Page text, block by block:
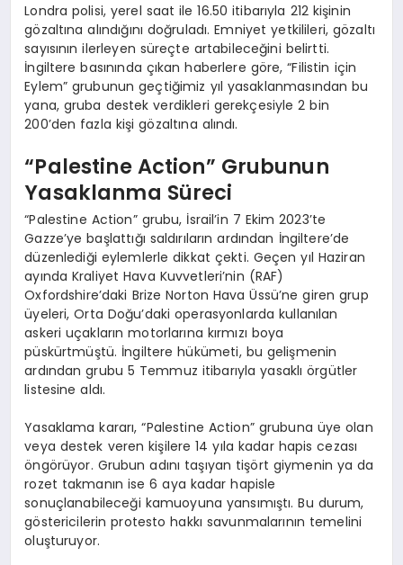
Londra polisi, yerel saat ile 16.50 itibarıyla 212 kişinin
gözaltına alındığını doğruladı. Emniyet yetkilileri, gözaltı
sayısının ilerleyen süreçte artabileceğini belirtti.
İngiltere basınında çıkan haberlere göre, “Filistin için
Eylem” grubunun geçtiğimiz yıl yasaklanmasından bu
yana, gruba destek verdikleri gerekçesiyle 2 bin
200’den fazla kişi gözaltına alındı.
“Palestine Action” Grubunun
Yasaklanma Süreci
“Palestine Action” grubu, İsrail’in 7 Ekim 2023’te
Gazze’ye başlattığı saldırıların ardından İngiltere’de
düzenlediği eylemlerle dikkat çekti. Geçen yıl Haziran
ayında Kraliyet Hava Kuvvetleri’nin (RAF)
Oxfordshire’daki Brize Norton Hava Üssü’ne giren grup
üyeleri, Orta Doğu’daki operasyonlarda kullanılan
askeri uçakların motorlarına kırmızı boya
püskürtmüştü. İngiltere hükümeti, bu gelişmenin
ardından grubu 5 Temmuz itibarıyla yasaklı örgütler
listesine aldı.
Yasaklama kararı, “Palestine Action” grubuna üye olan
veya destek veren kişilere 14 yıla kadar hapis cezası
öngörüyor. Grubun adını taşıyan tişört giymenin ya da
rozet takmanın ise 6 aya kadar hapisle
sonuçlanabileceği kamuoyuna yansımıştı. Bu durum,
göstericilerin protesto hakkı savunmalarının temelini
oluşturuyor.